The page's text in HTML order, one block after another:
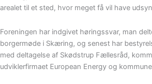
arealet til et sted, hvor meget få vil have
Foreningen har indgivet høringssvar, man
borgermøde i Skæring, og senest har
med deltagelse af Skødstrup Fællesråd,
udviklerfirmaet European Energy og